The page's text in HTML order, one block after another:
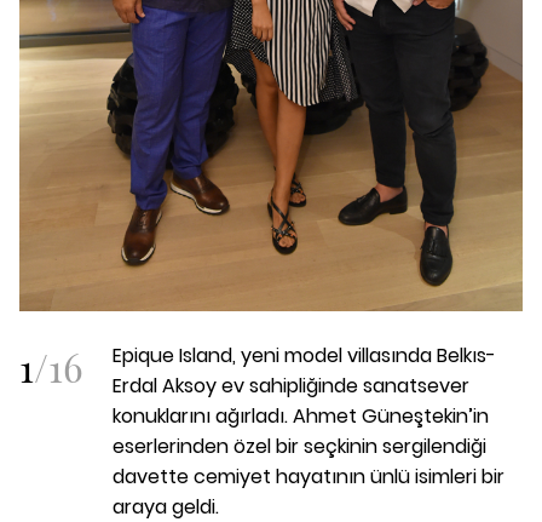
1/16
Epique Island, yeni model villasında Belkıs-
Erdal Aksoy ev sahipliğinde sanatsever
konuklarını ağırladı. Ahmet Güneştekin’in
eserlerinden özel bir seçkinin sergilendiği
davette cemiyet hayatının ünlü isimleri bir
araya geldi.